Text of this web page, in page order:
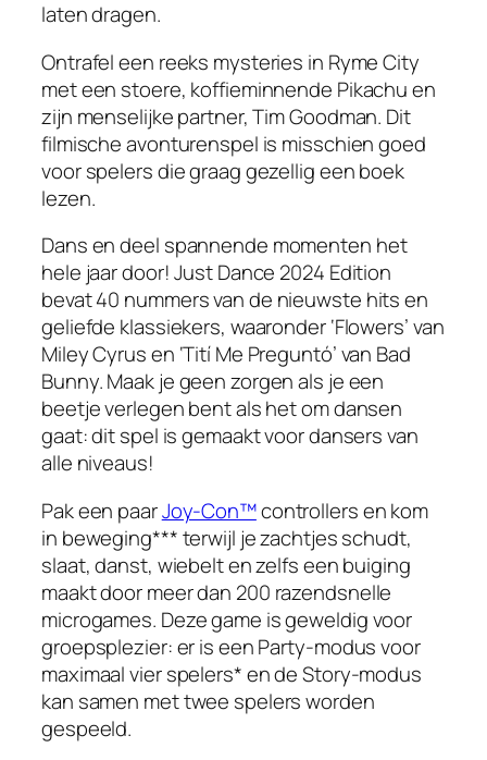
laten dragen.
Ontrafel een reeks mysteries in Ryme City
met een stoere, koffieminnende Pikachu en
zijn menselijke partner, Tim Goodman. Dit
filmische avonturenspel is misschien goed
voor spelers die graag gezellig een boek
lezen.
Dans en deel spannende momenten het
hele jaar door! Just Dance 2024 Edition
bevat 40 nummers van de nieuwste hits en
geliefde klassiekers, waaronder ‘Flowers’ van
Miley Cyrus en ‘Tití Me Preguntó’ van Bad
Bunny. Maak je geen zorgen als je een
beetje verlegen bent als het om dansen
gaat: dit spel is gemaakt voor dansers van
alle niveaus!
Pak een paarJoy-Con™controllers en kom
in beweging*** terwijl je zachtjes schudt,
slaat, danst, wiebelt en zelfs een buiging
maakt door meer dan 200 razendsnelle
microgames. Deze game is geweldig voor
groepsplezier: er is een Party-modus voor
maximaal vier spelers* en de Story-modus
kan samen met twee spelers worden
gespeeld.